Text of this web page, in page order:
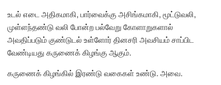
உடல் எடை அதிகமாகி, பார்வைக்கு அசிங்கமாகி, மூட்டுவலி,
முள்ளந்தண்டு வலி போன்ற பல்வேறு கோளாறுகளால்
அவதிப்படும் குண்டுடல் உள்ளோர் தினசரி அவசியம் சாப்பிட
வேண்டியது கருணைக் கிழங்கு ஆகும்.
கருணைக் கிழங்கில் இரண்டு வகைகள் உண்டு. அவை.